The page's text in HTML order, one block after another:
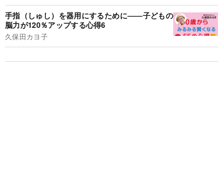
手指（しゅし）を器用にするために――子どもの
脳力が120％アップする心得6
久保田カヨ子